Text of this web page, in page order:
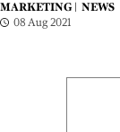
MARKETING |
NEWS
08 Aug 2021